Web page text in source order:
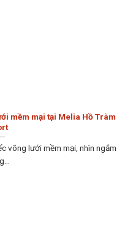
mềm mại tại Melia Hồ Tràm
võng lưới mềm mại, nhìn ngắm